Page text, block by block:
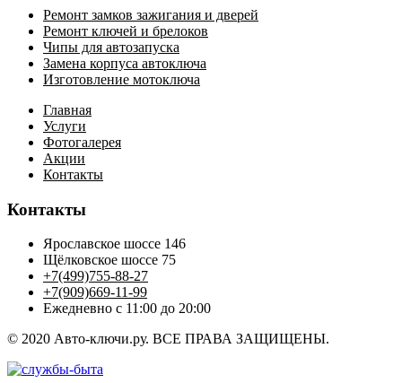
Ремонт замков зажигания и дверей
Ремонт ключей и брелоков
Чипы для автозапуска
Замена корпуса автоключа
Изготовление мотоключа
Главная
Услуги
Фотогалерея
Акции
Контакты
Контакты
Ярославское шоссе 146
Щёлковское шоссе 75
+7(499)755-88-27
+7(909)669-11-99
Ежедневно с 11:00 до 20:00
© 2020 Авто-ключи.ру. ВСЕ ПРАВА ЗАЩИЩЕНЫ.